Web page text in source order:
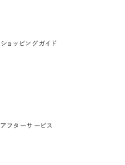
ショッピングガイド
アフターサービス